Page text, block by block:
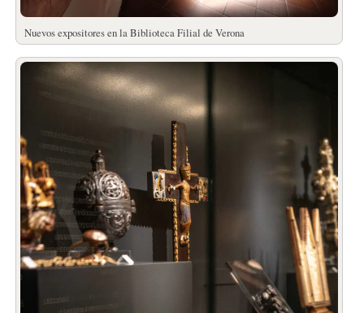
Nuevos expositores en la Biblioteca Filial de Verona